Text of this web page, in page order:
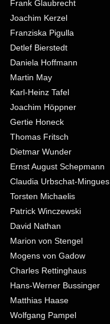
Frank Glaubrecht
Joachim Kerzel
Franziska Pigulla
Detlef Bierstedt
Daniela Hoffmann
Martin May
Karl-Heinz Tafel
Joachim Höppner
Gertie Honeck
Thomas Fritsch
Dietmar Wunder
Ernst August Schepmann
Claudia Urbschat-Mingues
Torsten Michaelis
Patrick Winczewski
David Nathan
Marion von Stengel
Mogens von Gadow
Charles Rettinghaus
Hans-Werner Bussinger
Matthias Haase
Wolfgang Pampel